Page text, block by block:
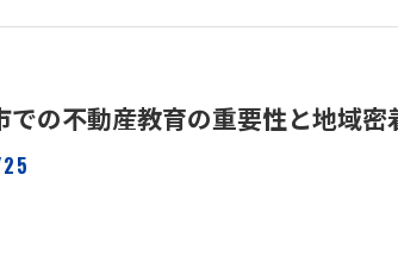
での不動産教育の重要性と地域